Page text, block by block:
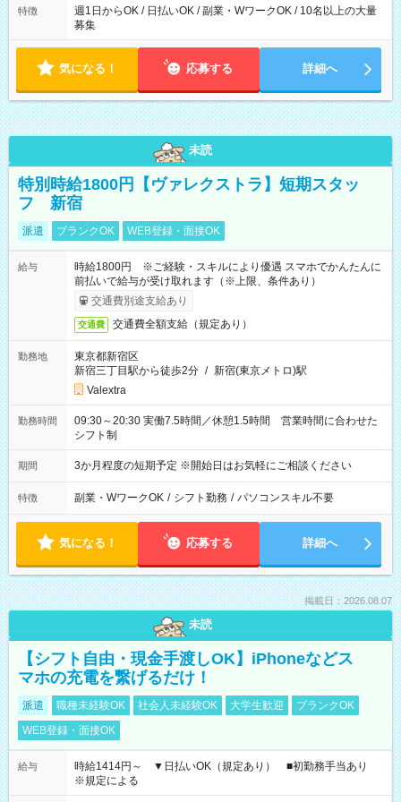
特徴
週1日からOK / 日払いOK / 副業・WワークOK / 10名以上の大量
募集
気になる！ 応募する 詳細へ
未読
特別時給1800円【ヴァレクストラ】短期スタッ
フ 新宿
派遣 ブランクOK WEB登録・面接OK
給与
時給1800円 ※ご経験・スキルにより優遇 スマホでかんたんに
前払いで給与が受け取れます（※上限、条件あり）
交通費別途支給あり
交通費 交通費全額支給（規定あり）
勤務地
東京都新宿区
新宿三丁目駅から徒歩2分 / 新宿(東京メトロ)駅
Valextra
勤務時間
09:30～20:30 実働7.5時間／休憩1.5時間 営業時間に合わせた
シフト制
期間 3か月程度の短期予定 ※開始日はお気軽にご相談ください
特徴 副業・WワークOK / シフト勤務 / パソコンスキル不要
気になる！ 応募する 詳細へ
掲載日：2026.08.07
未読
【シフト自由・現金手渡しOK】iPhoneなどス
マホの充電を繋げるだけ！
派遣 職種未経験OK 社会人未経験OK 大学生歓迎
ブランクOK
WEB登録・面接OK
給与
時給1414円～ ▼日払いOK（規定あり） ■初勤務手当あり
※規定による